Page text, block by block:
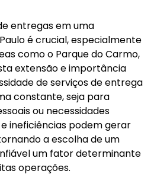
entregas em uma
é crucial, especialmente
como o Parque do Carmo,
extensão e importância
de serviços de entrega
constante, seja para
ou necessidades
ineficiências podem gerar
a escolha de um
um fator determinante
operações.